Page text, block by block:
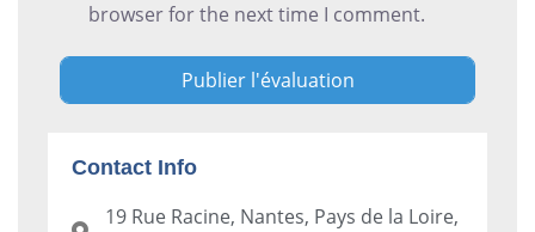
browser for the next time I comment.
Contact Info
19 Rue Racine, Nantes, Pays de la Loire,